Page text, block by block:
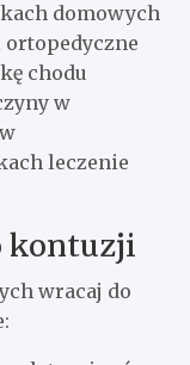
domowych
chodu
w
leczenie
kontuzji
wracaj do